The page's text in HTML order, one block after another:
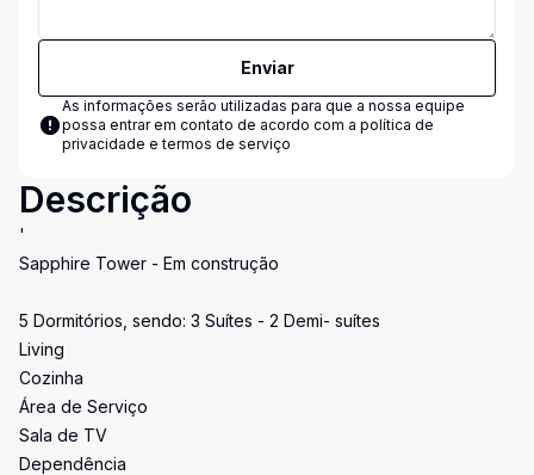
Enviar
As informações serão utilizadas para que a nossa equipe
possa entrar em contato de acordo com a política de
privacidade e termos de serviço
Descrição
'
Sapphire Tower - Em construção
5 Dormitórios, sendo: 3 Suítes - 2 Demi- suítes
Living
Cozinha
Área de Serviço
Sala de TV
Dependência